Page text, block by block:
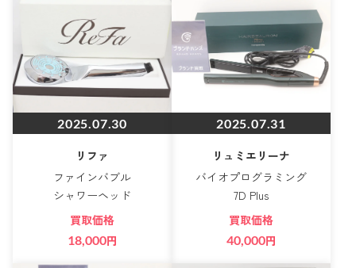
2025.07.30
リファ
ファインバブル
シャワーヘッド
買取価格
18,000円
2025.07.31
リュミエリーナ
バイオプログラミング
7D Plus
買取価格
40,000円